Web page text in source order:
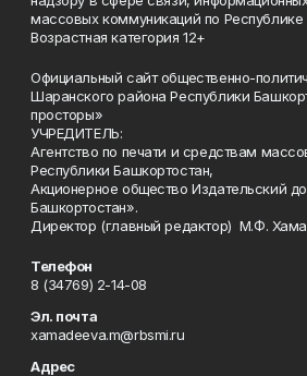
массовых коммуникаций по Республике
Возрастная категория 12+
Официальный сайт общественно-
Шаранского района Республики
просторы»
УЧРЕДИТЕЛЬ:
Агентство по печати и средствам
Республики Башкортостан,
Акционерное общество Издательский
Башкортостан».
Директор (главный редактор) М.Ф.
Телефон
8 (34769) 2-14-08
Эл. почта
xamadeeva.m@rbsmi.ru
Адрес